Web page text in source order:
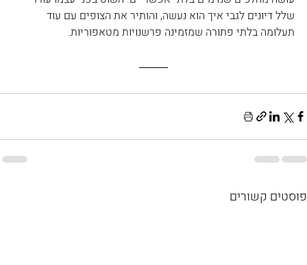
שלל דיונים לגבי איך הוא נעשה, והותיר את הצופים עם עוד
תעלומה בלתי פתורה שמזמינה פרשנויות מטאפוריות.
פוסטים קשורים